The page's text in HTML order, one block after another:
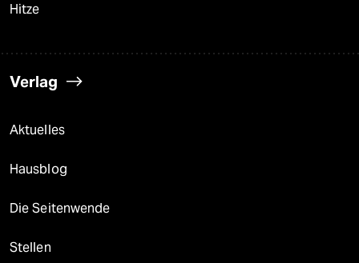
Hitze
Verlag
Aktuelles
Hausblog
Die Seitenwende
Stellen